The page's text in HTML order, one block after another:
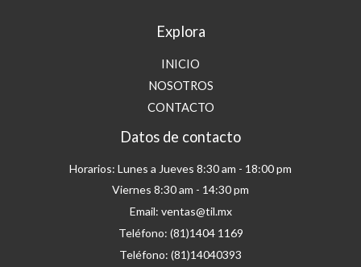
Explora
INICIO
NOSOTROS
CONTACTO
Datos de contacto
Horarios: Lunes a Jueves 8:30 am - 18:00 pm
Viernes 8:30 am - 14:30 pm
Email: ventas@til.mx
Teléfono: (81)1404 1169
Teléfono: (81)14040393